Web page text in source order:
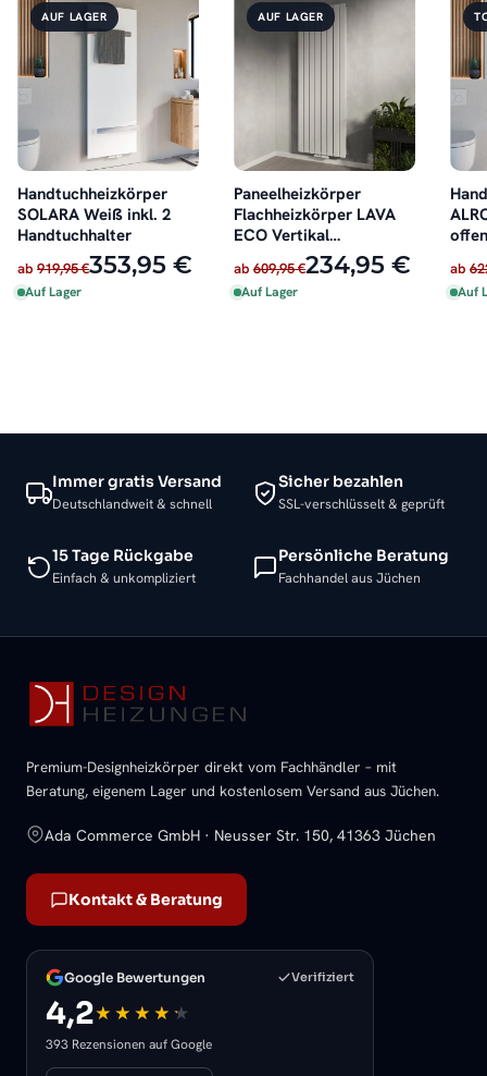
AUF LAGER
Handtuchheizkörper
SOLARA Weiß inkl. 2
Handtuchhalter
ab 919,95 €353,95 €
Auf Lager
AUF LAGER
Paneelheizkörper
Flachheizkörper LAVA
ECO Vertikal
Doppellagig Weiß
ab 609,95 €234,95 €
Auf Lager
ab
Auf
Immer gratis Versand
Deutschlandweit & schnell
Sicher bezahlen
SSL-verschlüsselt & geprüft
15 Tage Rückgabe
Einfach & unkompliziert
Persönliche Beratung
Fachhandel aus Jüchen
Premium-Designheizkörper direkt vom Fachhändler – mit
Beratung, eigenem Lager und kostenlosem Versand aus Jüchen.
Ada Commerce GmbH · Neusser Str. 150, 41363 Jüchen
Kontakt & Beratung
Google Bewertungen Verifiziert
4,2
393 Rezensionen auf Google